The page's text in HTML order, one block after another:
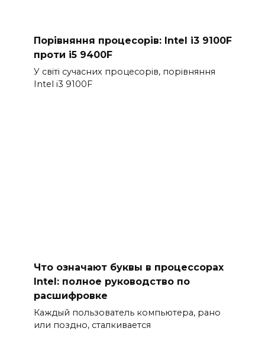
Порівняння процесорів: Intel i3 9100F
проти i5 9400F
У світі сучасних процесорів, порівняння
Intel i3 9100F
Что означают буквы в процессорах
Intel: полное руководство по
расшифровке
Каждый пользователь компьютера, рано
или поздно, сталкивается